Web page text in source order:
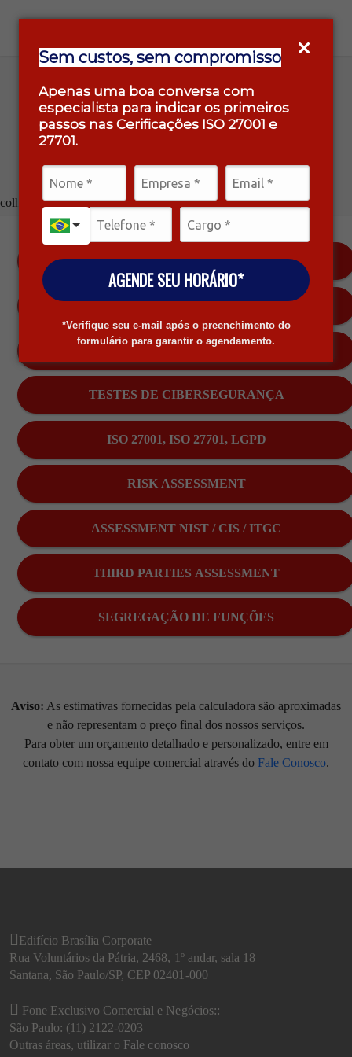
Sem custos, sem compromisso
Apenas uma boa conversa com
especialista para indicar os primeiros
passos nas Cerificações ISO 27001 e
27701.
AGENDE SEU HORÁRIO*
*Verifique seu e-mail após o preenchimento do
formulário para garantir o agendamento.
Questionário
o serviço
PCI DSS
PCI PIN
CONTINUIDADE DE NEGÓCIOS
TESTES DE CIBERSEGURANÇA
ISO 27001, ISO 27701, LGPD
RISK ASSESSMENT
ASSESSMENT NIST / CIS / ITGC
THIRD PARTIES ASSESSMENT
SEGREGAÇÃO DE FUNÇÕES
Aviso: As estimativas fornecidas pela calculadora são aproximadas
e não representam o preço final dos nossos serviços.
Para obter um orçamento detalhado e personalizado, entre em
contato com nossa equipe comercial através do Fale Conosco.
Edifício Brasília Corporate
Rua Voluntários da Pátria, 2468, 1º andar, sala 18
Santana, São Paulo/SP, CEP 02401-000
Fone Exclusivo Comercial e Negócios::
São Paulo: (11) 2122-0203
Outras áreas, utilizar o Fale conosco